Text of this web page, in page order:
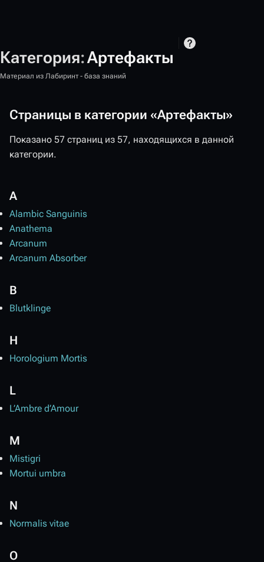
Категория:Артефакты
Материал из Лабиринт - база знаний
Страницы в категории «Артефакты»
Показано 57 страниц из 57, находящихся в данной
категории.
A
Alambic Sanguinis
Anathema
Arcanum
Arcanum Absorber
B
Blutklinge
H
Horologium Mortis
L
L’Ambre d’Amour
M
Mistigri
Mortui umbra
N
Normalis vitae
O